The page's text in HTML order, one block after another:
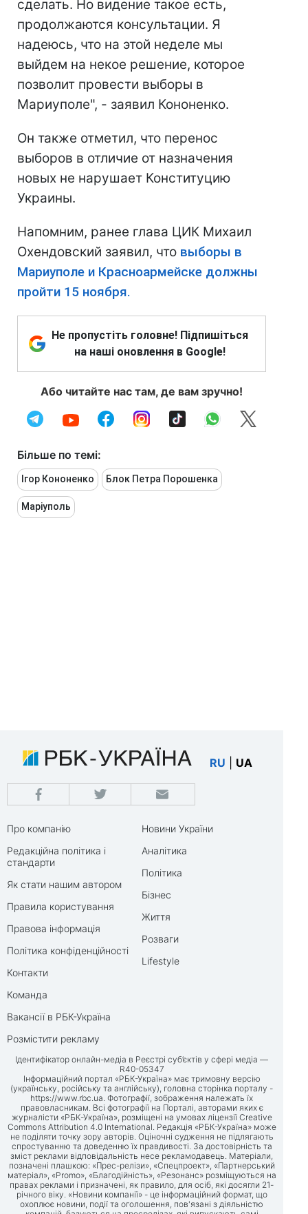
сделать. Но видение такое есть,
продолжаются консультации. Я
надеюсь, что на этой неделе мы
выйдем на некое решение, которое
позволит провести выборы в
Мариуполе", - заявил Кононенко.
Он также отметил, что перенос
выборов в отличие от назначения
новых не нарушает Конституцию
Украины.
Напомним, ранее глава ЦИК Михаил
Охендовский заявил, что выборы в
Мариуполе и Красноармейске должны
пройти 15 ноября.
Не пропустіть головне! Підпишіться
на наші оновлення в Google!
Або читайте нас там, де вам зручно!
Більше по темі:
Ігор Кононенко Блок Петра Порошенка
Маріуполь
RU UA
Про компанію
Редакційна політика і
стандарти
Як стати нашим автором
Правила користування
Правова інформація
Політика конфіденційності
Контакти
Команда
Вакансії в РБК-Україна
Розмістити рекламу
Новини України
Аналітика
Політика
Бізнес
Життя
Розваги
Lifestyle
Ідентифікатор онлайн-медіа в Реєстрі суб’єктів у сфері медіа —
R40-05347
Інформаційний портал «РБК-Україна» має тримовну версію
(українську, російську та англійську), головна сторінка порталу -
https://www.rbc.ua. Фотографії, зображення належать їх
правовласникам. Всі фотографії на Порталі, авторами яких є
журналісти «РБК-Україна», розміщені на умовах ліцензії Creative
Commons Attribution 4.0 International. Редакція «РБК-Україна» може
не поділяти точку зору авторів. Оціночні судження не підлягають
спростуванню та доведенню їх правдивості. За достовірність та
зміст реклами відповідальність несе рекламодавець. Матеріали,
позначені плашкою: «Прес-релізи», «Спецпроект», «Партнерський
матеріал», «Promo», «Благодійність», «Резонанс» розміщуються на
правах реклами і призначені, як правило, для осіб, які досягли 21-
річного віку. «Новини компанії» - це інформаційний формат, що
охоплює новини, події та оголошення, пов'язані з діяльністю